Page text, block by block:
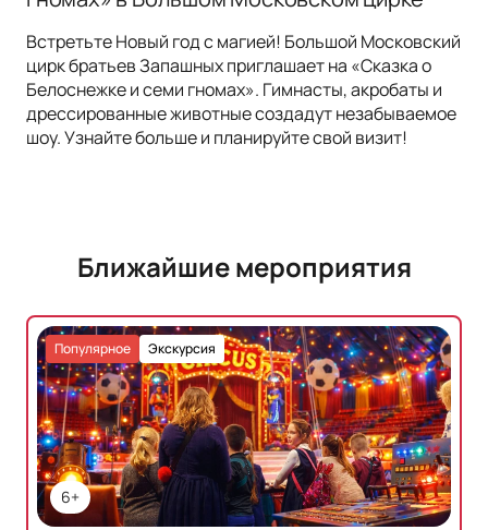
Встретьте Новый год с магией! Большой Московский
цирк братьев Запашных приглашает на «Сказка о
Белоснежке и семи гномах». Гимнасты, акробаты и
дрессированные животные создадут незабываемое
шоу. Узнайте больше и планируйте свой визит!
Ближайшие мероприятия
6+
Экскурсия
Популярное